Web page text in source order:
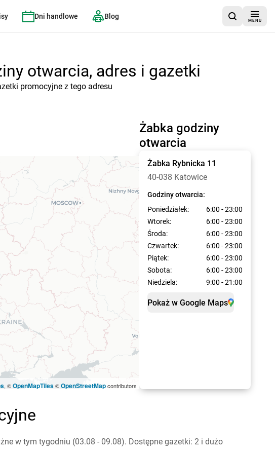
Dni handlowe Blog
MENU
otwarcia, adres i gazetki
promocyjne z tego adresu
Żabka godziny
otwarcia
Żabka Rybnicka 11
40-038 Katowice
Godziny otwarcia:
Poniedziałek:
6:00 - 23:00
Wtorek:
6:00 - 23:00
Środa:
6:00 - 23:00
Czwartek:
6:00 - 23:00
Piątek:
6:00 - 23:00
Sobota:
6:00 - 23:00
Niedziela:
9:00 - 21:00
Pokaż w Google Maps
, ©OpenMapTiles©OpenStreetMapcontributors
w tym tygodniu (03.08 - 09.08). Dostępne gazetki: 2 i dużo